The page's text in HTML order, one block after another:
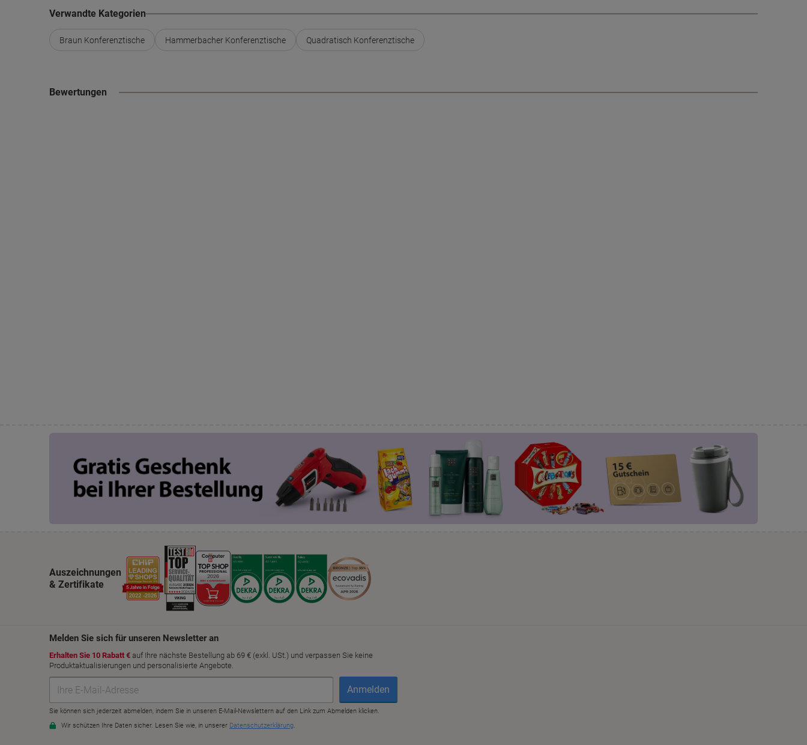
Verwandte Kategorien
Braun Konferenztische Hammerbacher Konferenztische Quadratisch Konferenztische
Bewertungen
Auszeichnungen
& Zertifikate